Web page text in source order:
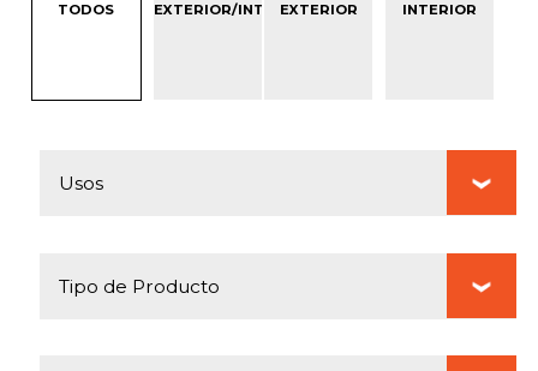
TODOS EXTERIOR/INTERIOREXTERIOR INTERIOR
Usos
Tipo de Producto